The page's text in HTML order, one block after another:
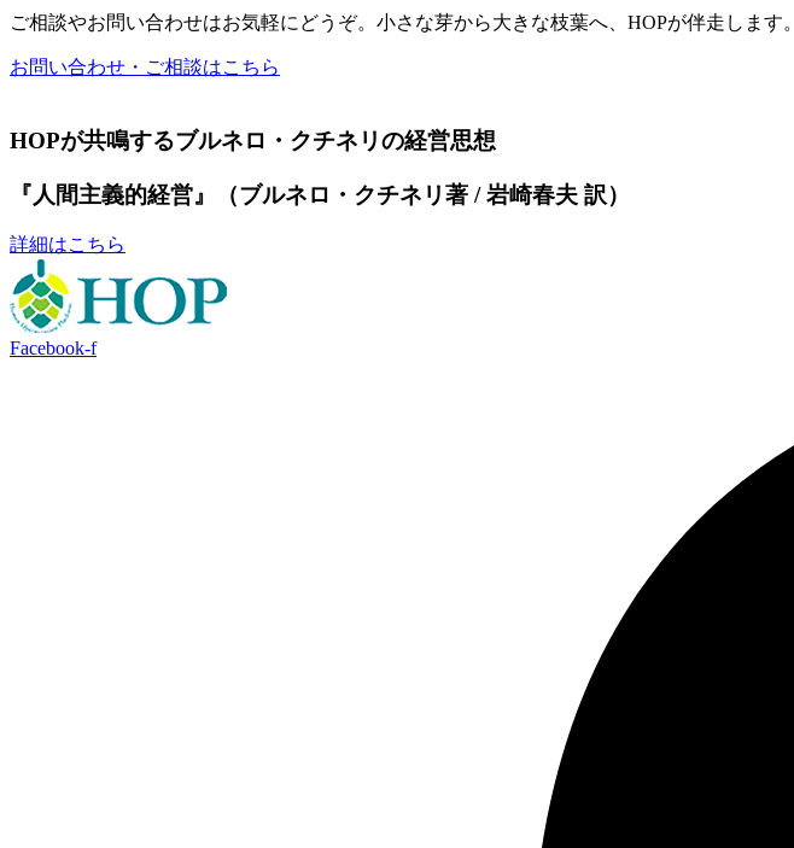
ご相談やお問い合わせはお気軽にどうぞ。小さな芽から大きな枝葉へ、HOPが伴走します。
お問い合わせ・ご相談はこちら
HOPが共鳴するブルネロ・クチネリの経営思想
『人間主義的経営』（ブルネロ・クチネリ著 / 岩崎春夫 訳）
詳細はこちら
Facebook-f